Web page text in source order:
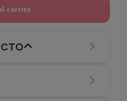
carrito